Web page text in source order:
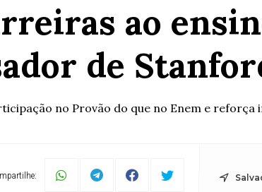
ao
de
no Provão do que no Enem e reforça